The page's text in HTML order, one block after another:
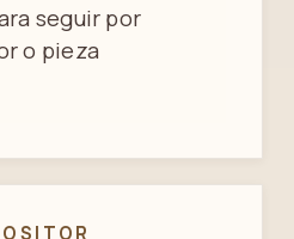
seguir por
o pieza